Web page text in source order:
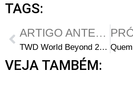
TAGS:
ARTIGO ANTERIOR
TWD World Beyond 2ª Temporada Episódio 5 – Quatervois
VEJA TAMBÉM: